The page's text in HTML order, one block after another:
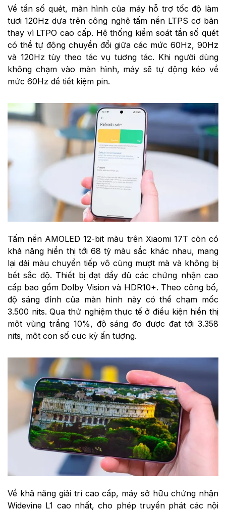
Về tần số quét, màn hình của máy hỗ trợ tốc độ làm
tươi 120Hz dựa trên công nghệ tấm nền LTPS cơ bản
thay vì LTPO cao cấp. Hệ thống kiểm soát tần số quét
có thể tự động chuyển đổi giữa các mức 60Hz, 90Hz
và 120Hz tùy theo tác vụ tương tác. Khi người dùng
không chạm vào màn hình, máy sẽ tự động kéo về
mức 60Hz để tiết kiệm pin.
Tấm nền AMOLED 12-bit màu trên Xiaomi 17T còn có
khả năng hiển thị tới 68 tỷ màu sắc khác nhau, mang
lại dải màu chuyển tiếp vô cùng mượt mà và không bị
bết sắc độ. Thiết bị đạt đầy đủ các chứng nhận cao
cấp bao gồm Dolby Vision và HDR10+. Theo công bố,
độ sáng đỉnh của màn hình này có thể chạm mốc
3.500 nits. Qua thử nghiệm thực tế ở điều kiện hiển thị
một vùng trắng 10%, độ sáng đo được đạt tới 3.358
nits, một con số cực kỳ ấn tượng.
Về khả năng giải trí cao cấp, máy sở hữu chứng nhận
Widevine L1 cao nhất, cho phép truyền phát các nội